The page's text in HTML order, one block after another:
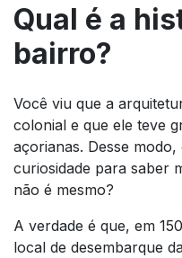
Qual é a
bairro?
Você viu que a
colonial e que ele teve
açorianas. Desse
curiosidade para saber
não é mesmo?
A verdade é que, em
local de desembarque